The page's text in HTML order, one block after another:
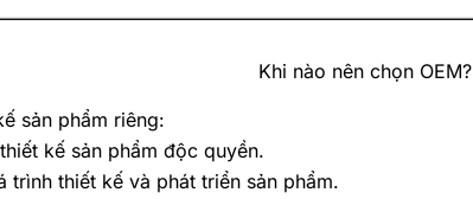
Khi nào nên chọn OEM?
sản phẩm riêng:
kế sản phẩm độc quyền.
trình thiết kế và phát triển sản phẩm.